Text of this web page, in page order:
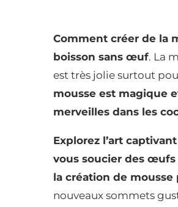
Comment créer de la
boisson sans œuf. La
est très jolie surtout
mousse est magique
merveilles dans les
Explorez l’art
vous soucier des
la création de mousse
nouveaux sommets